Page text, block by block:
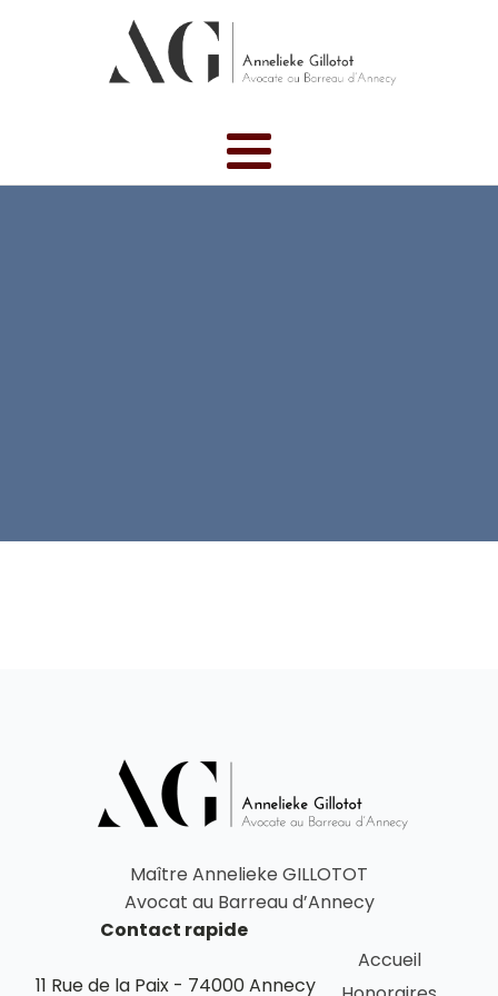
Maître Annelieke GILLOTOT
Avocat au Barreau d’Annecy
Contact rapide
11 Rue de la Paix - 74000 Annecy
Accueil